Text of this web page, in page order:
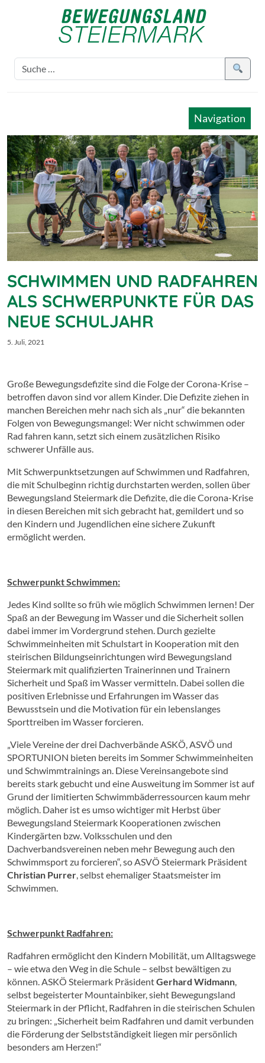
Navigation
SCHWIMMEN UND RADFAHREN
ALS SCHWERPUNKTE FÜR DAS
NEUE SCHULJAHR
5. Juli, 2021
Große Bewegungsdefizite sind die Folge der Corona-Krise –
betroffen davon sind vor allem Kinder. Die Defizite ziehen in
manchen Bereichen mehr nach sich als „nur“ die bekannten
Folgen von Bewegungsmangel: Wer nicht schwimmen oder
Rad fahren kann, setzt sich einem zusätzlichen Risiko
schwerer Unfälle aus.
Mit Schwerpunktsetzungen auf Schwimmen und Radfahren,
die mit Schulbeginn richtig durchstarten werden, sollen über
Bewegungsland Steiermark die Defizite, die die Corona-Krise
in diesen Bereichen mit sich gebracht hat, gemildert und so
den Kindern und Jugendlichen eine sichere Zukunft
ermöglicht werden.
Schwerpunkt Schwimmen:
Jedes Kind sollte so früh wie möglich Schwimmen lernen! Der
Spaß an der Bewegung im Wasser und die Sicherheit sollen
dabei immer im Vordergrund stehen. Durch gezielte
Schwimmeinheiten mit Schulstart in Kooperation mit den
steirischen Bildungseinrichtungen wird Bewegungsland
Steiermark mit qualifizierten Trainerinnen und Trainern
Sicherheit und Spaß im Wasser vermitteln. Dabei sollen die
positiven Erlebnisse und Erfahrungen im Wasser das
Bewusstsein und die Motivation für ein lebenslanges
Sporttreiben im Wasser forcieren.
„Viele Vereine der drei Dachverbände ASKÖ, ASVÖ und
SPORTUNION bieten bereits im Sommer Schwimmeinheiten
und Schwimmtrainings an. Diese Vereinsangebote sind
bereits stark gebucht und eine Ausweitung im Sommer ist auf
Grund der limitierten Schwimmbäderressourcen kaum mehr
möglich. Daher ist es umso wichtiger mit Herbst über
Bewegungsland Steiermark Kooperationen zwischen
Kindergärten bzw. Volksschulen und den
Dachverbandsvereinen neben mehr Bewegung auch den
Schwimmsport zu forcieren“, so ASVÖ Steiermark Präsident
Christian Purrer , selbst ehemaliger Staatsmeister im
Schwimmen.
Schwerpunkt Radfahren:
Radfahren ermöglicht den Kindern Mobilität, um Alltagswege
– wie etwa den Weg in die Schule – selbst bewältigen zu
können. ASKÖ Steiermark PräsidentGerhard Widmann
selbst begeisterter Mountainbiker, sieht Bewegungsland
Steiermark in der Pflicht, Radfahren in die steirischen Schulen
zu bringen: „Sicherheit beim Radfahren und damit verbunden
die Förderung der Selbstständigkeit liegen mir persönlich
besonders am Herzen!“